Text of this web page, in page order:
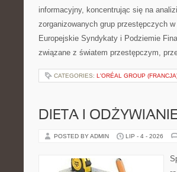
informacyjny, koncentrując się na
zorganizowanych grup przestępczych
Europejskie Syndykaty i Podziemie
związane z światem przestępczym,
CATEGORIES: L'ORÉAL GROUP
DIETA I ODŻYWIANIE
POSTED BY ADMIN LIP - 4 - 2026